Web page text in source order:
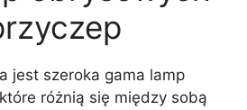
jest szeroka gama lamp
różnią się między sobą